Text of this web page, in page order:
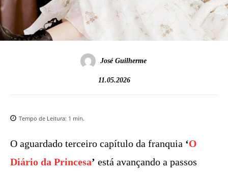
José Guilherme
11.05.2026
Tempo de Leitura: 1 min.
O aguardado terceiro capítulo da franquia ‘O
Diário da Princesa’ está avançando a passos